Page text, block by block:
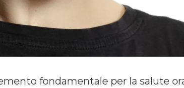
fondamentale per la salute